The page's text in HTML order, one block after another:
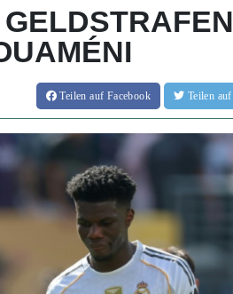
Teilenauf Facebook Teilen